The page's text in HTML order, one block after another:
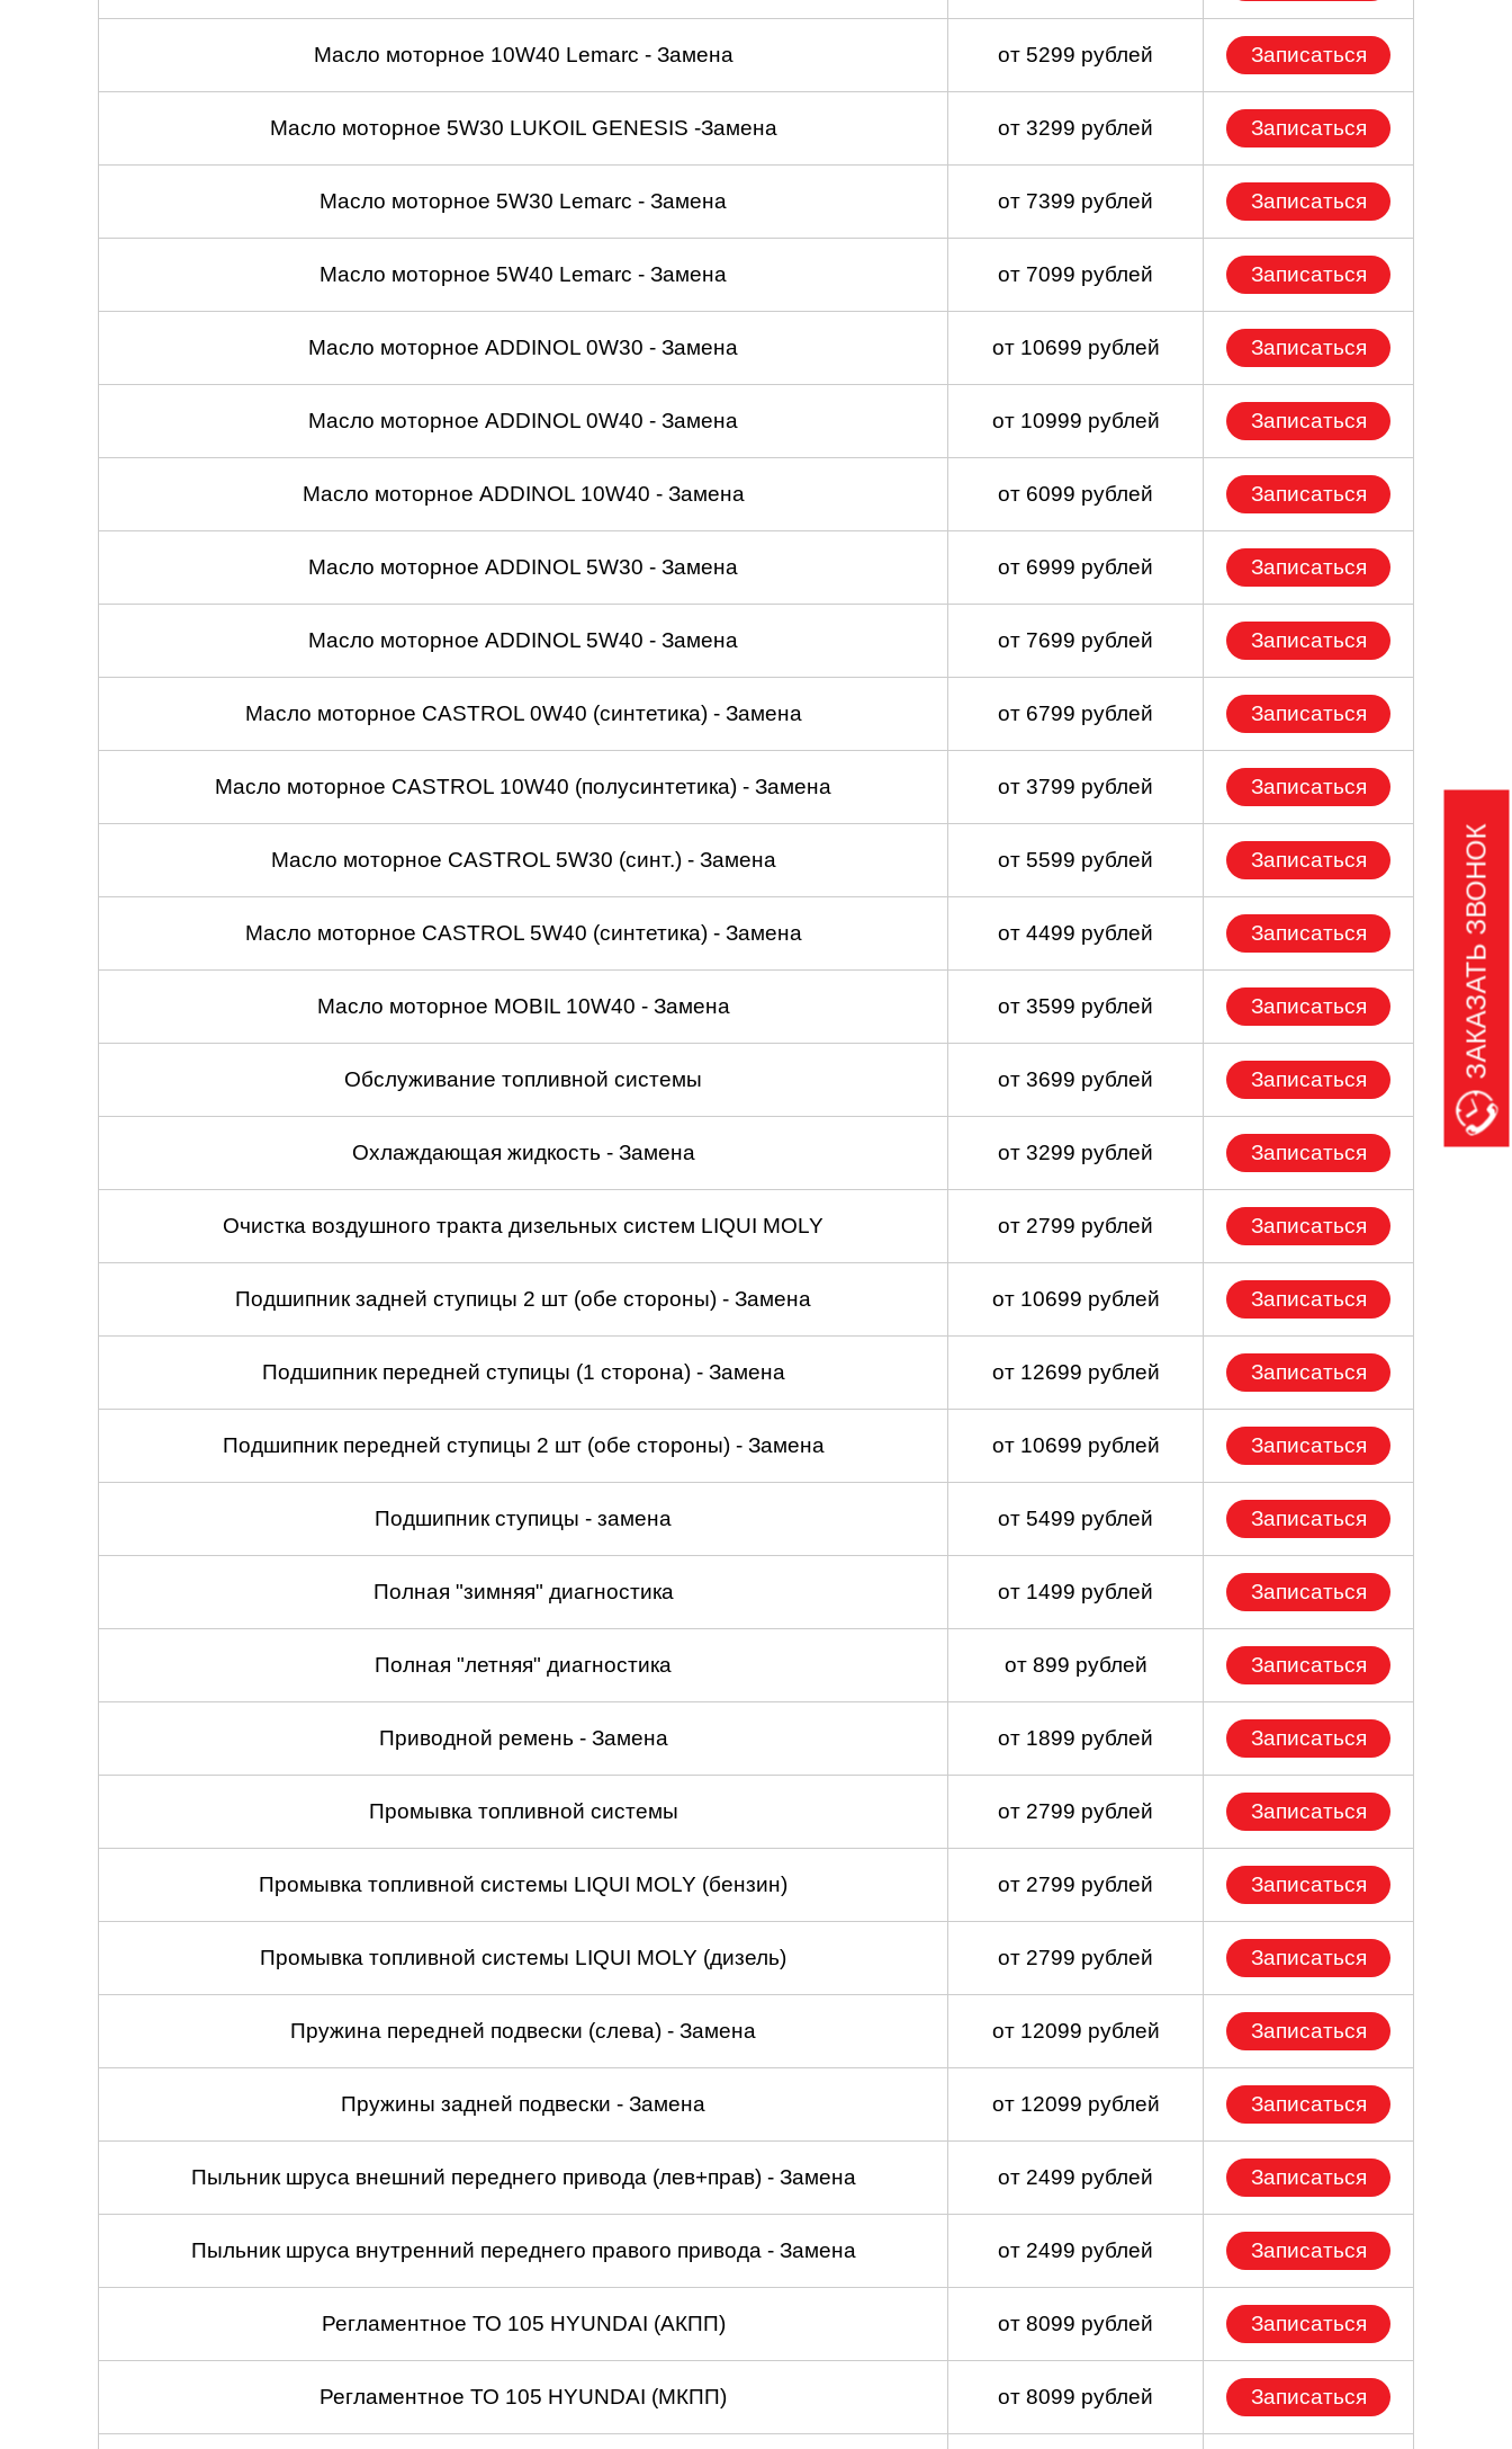
Масло моторное 10W40 Lemarc - Замена от 5299 рублей Записаться
Масло моторное 5W30 LUKOIL GENESIS -Замена от 3299 рублей Записаться
Масло моторное 5W30 Lemarc - Замена от 7399 рублей Записаться
Масло моторное 5W40 Lemarc - Замена от 7099 рублей Записаться
Масло моторное ADDINOL 0W30 - Замена от 10699 рублей Записаться
Масло моторное ADDINOL 0W40 - Замена от 10999 рублей Записаться
Масло моторное ADDINOL 10W40 - Замена от 6099 рублей Записаться
Масло моторное ADDINOL 5W30 - Замена от 6999 рублей Записаться
Масло моторное ADDINOL 5W40 - Замена от 7699 рублей Записаться
Масло моторное CASTROL 0W40 (синтетика) - Замена от 6799 рублей Записаться
Масло моторное CASTROL 10W40 (полусинтетика) - Замена от 3799 рублей Записаться
Масло моторное CASTROL 5W30 (синт.) - Замена от 5599 рублей Записаться
Масло моторное CASTROL 5W40 (синтетика) - Замена от 4499 рублей Записаться
Масло моторное MOBIL 10W40 - Замена от 3599 рублей Записаться
Обслуживание топливной системы от 3699 рублей Записаться
Охлаждающая жидкость - Замена от 3299 рублей Записаться
Очистка воздушного тракта дизельных систем LIQUI MOLY от 2799 рублей Записаться
Подшипник задней ступицы 2 шт (обе стороны) - Замена от 10699 рублей Записаться
Подшипник передней ступицы (1 сторона) - Замена от 12699 рублей Записаться
Подшипник передней ступицы 2 шт (обе стороны) - Замена от 10699 рублей Записаться
Подшипник ступицы - замена от 5499 рублей Записаться
Полная "зимняя" диагностика от 1499 рублей Записаться
Полная "летняя" диагностика от 899 рублей Записаться
Приводной ремень - Замена от 1899 рублей Записаться
Промывка топливной системы от 2799 рублей Записаться
Промывка топливной системы LIQUI MOLY (бензин) от 2799 рублей Записаться
Промывка топливной системы LIQUI MOLY (дизель) от 2799 рублей Записаться
Пружина передней подвески (слева) - Замена от 12099 рублей Записаться
Пружины задней подвески - Замена от 12099 рублей Записаться
Пыльник шруса внешний переднего привода (лев+прав) - Замена от 2499 рублей Записаться
Пыльник шруса внутренний переднего правого привода - Замена от 2499 рублей Записаться
Регламентное ТО 105 HYUNDAI (АКПП) от 8099 рублей Записаться
Регламентное ТО 105 HYUNDAI (МКПП) от 8099 рублей Записаться
ЗАКАЗАТЬ ЗВОНОК